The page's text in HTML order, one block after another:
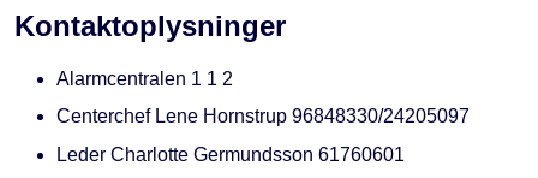
Kontaktoplysninger
Alarmcentralen 1 1 2
Centerchef Lene Hornstrup 96848330/24205097
Leder Charlotte Germundsson 61760601